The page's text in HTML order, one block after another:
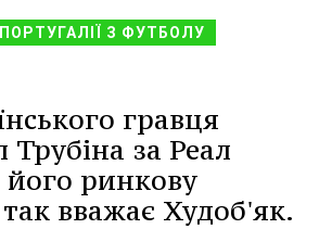
З ФУТБОЛУ
гравця
Трубіна за Реал
ринкову
вважає Худоб'як.